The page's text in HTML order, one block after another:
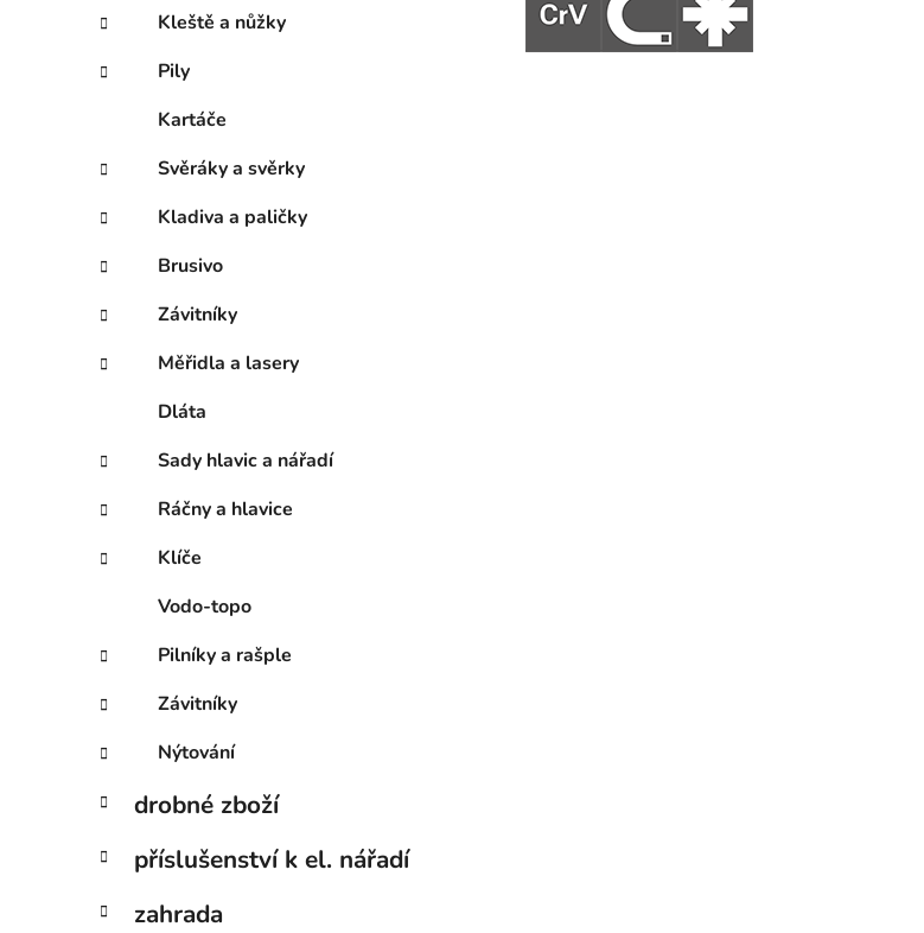
Kleště a nůžky
Pily
Kartáče
Svěráky a svěrky
Kladiva a paličky
Brusivo
Závitníky
Měřidla a lasery
Dláta
Sady hlavic a nářadí
Ráčny a hlavice
Klíče
Vodo-topo
Pilníky a rašple
Závitníky
Nýtování
drobné zboží
příslušenství k el. nářadí
zahrada